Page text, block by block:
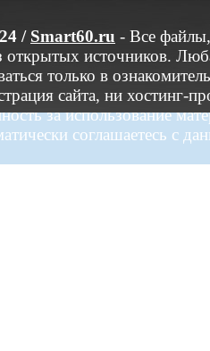
/ Smart60.ru - Все
открытых источников.
только в
сайта, ни хостинг-
за использование
соглашаетесь с